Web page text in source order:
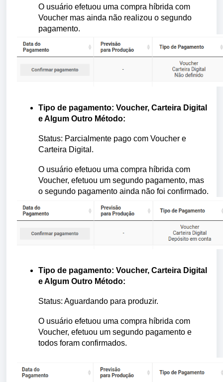
O usuário efetuou uma compra híbrida com
Voucher mas ainda não realizou o segundo
pagamento.
Tipo de pagamento: Voucher, Carteira Digital
e Algum Outro Método:
Status: Parcialmente pago com Voucher e
Carteira Digital.
O usuário efetuou uma compra híbrida com
Voucher, efetuou um segundo pagamento, mas
o segundo pagamento ainda não foi confirmado.
Tipo de pagamento: Voucher, Carteira Digital
e Algum Outro Método:
Status: Aguardando para produzir.
O usuário efetuou uma compra híbrida com
Voucher, efetuou um segundo pagamento e
todos foram confirmados.